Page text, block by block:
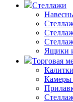
Стеллажи
Ящики
Торговая
Камеры